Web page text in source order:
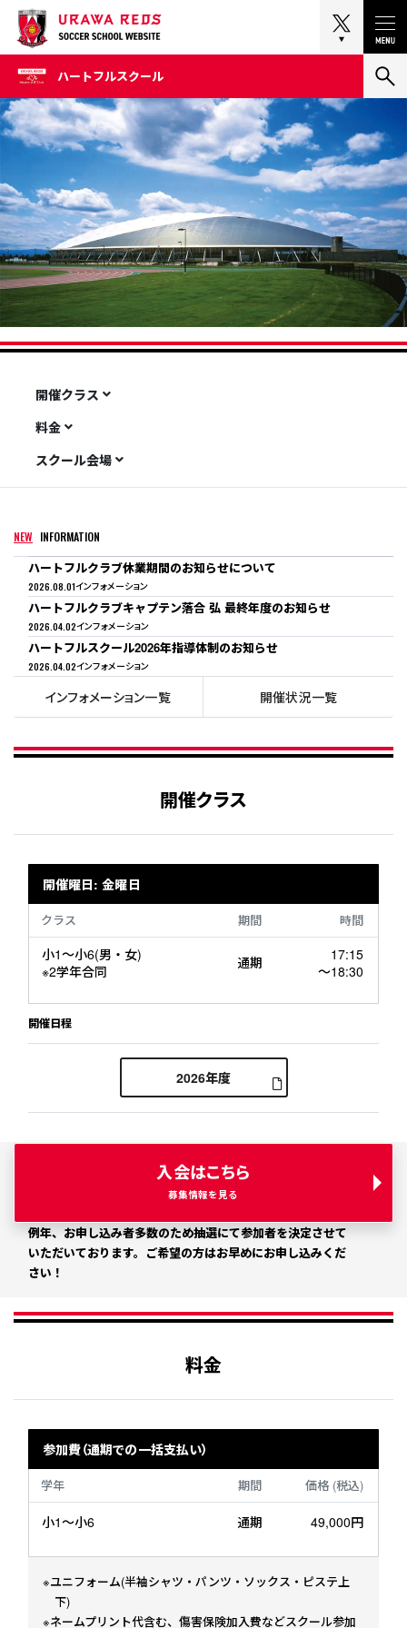
ハートフルスクール
開催クラス
料金
スクール会場
NEW INFORMATION
ハートフルクラブ休業期間のお知らせについて
2026.08.01インフォメーション
ハートフルクラブキャプテン落合 弘 最終年度のお知らせ
2026.04.02インフォメーション
ハートフルスクール2026年指導体制のお知らせ
2026.04.02インフォメーション
インフォメーション一覧 開催状況一覧
開催クラス
開催曜日: 金曜日
クラス 期間 時間
小1～小6(男・女)
※2学年合同
通期
17:15
～18:30
開催日程
2026年度
入会はこちら
募集情報を見る
例年、お申し込み者多数のため抽選にて参加者を決定させて
いただいております。 ご希望の方はお早めにお申し込みくだ
さい！
料金
参加費（通期での一括支払い）
学年 期間 価格 (税込)
小1～小6 通期 49,000円
※ユニフォーム(半袖シャツ・パンツ・ソックス・ピステ上
下)
※ネームプリント代含む、傷害保険加入費などスクール参加